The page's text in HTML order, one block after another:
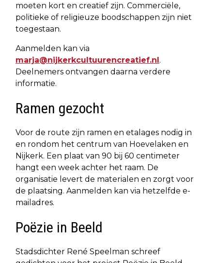
moeten kort en creatief zijn. Commerciële,
politieke of religieuze boodschappen zijn niet
toegestaan.
Aanmelden kan via
marja@nijkerkcultuurencreatief.nl.
Deelnemers ontvangen daarna verdere
informatie.
Ramen gezocht
Voor de route zijn ramen en etalages nodig in
en rondom het centrum van Hoevelaken en
Nijkerk. Een plaat van 90 bij 60 centimeter
hangt een week achter het raam. De
organisatie levert de materialen en zorgt voor
de plaatsing. Aanmelden kan via hetzelfde e-
mailadres.
Poëzie in Beeld
Stadsdichter René Speelman schreef